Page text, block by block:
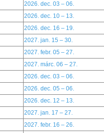
2026. dec. 03 – 06.
2026. dec. 10 – 13.
2026. dec. 16 – 19.
2027. jan. 15 – 30.
2027. febr. 05 – 27.
2027. márc. 06 – 27.
2026. dec. 03 – 06.
2026. dec. 05 – 06.
2026. dec. 12 – 13.
2027. jan. 17 – 27.
2027. febr. 16 – 26.